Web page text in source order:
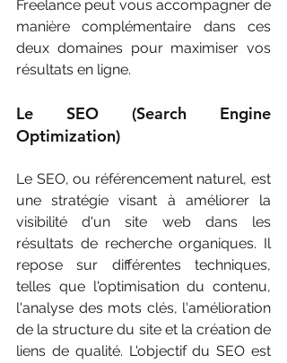
Freelance peut vous accompagner de
manière complémentaire dans ces
deux domaines pour maximiser vos
résultats en ligne.
Le SEO (Search Engine
Optimization)
Le SEO, ou référencement naturel, est
une stratégie visant à améliorer la
visibilité d'un site web dans les
résultats de recherche organiques. Il
repose sur différentes techniques,
telles que l'optimisation du contenu,
l'analyse des mots clés, l'amélioration
de la structure du site et la création de
liens de qualité. L'objectif du SEO est